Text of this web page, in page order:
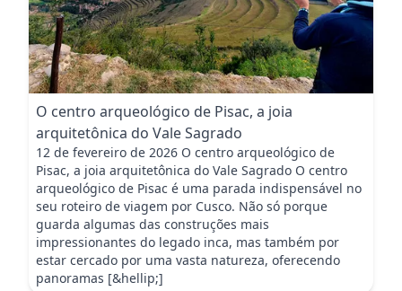
O centro arqueológico de Pisac, a joia
arquitetônica do Vale Sagrado
12 de fevereiro de 2026 O centro arqueológico de
Pisac, a joia arquitetônica do Vale Sagrado O centro
arqueológico de Pisac é uma parada indispensável no
seu roteiro de viagem por Cusco. Não só porque
guarda algumas das construções mais
impressionantes do legado inca, mas também por
estar cercado por uma vasta natureza, oferecendo
panoramas [&hellip;]